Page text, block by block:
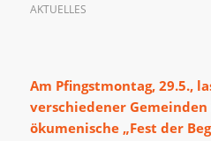
AKTUELLES
Am Pfingstmontag, 29.5.,
verschiedener
ökumenische „Fest der